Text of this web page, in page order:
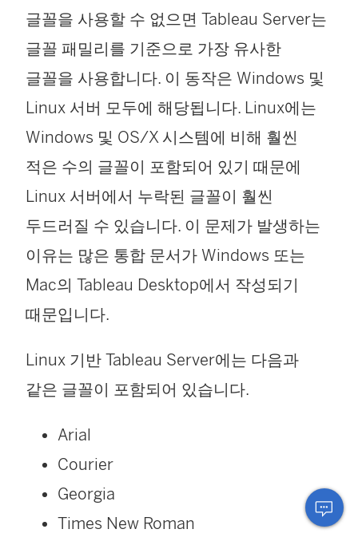
글꼴을 사용할 수 없으면 Tableau Server는
글꼴 패밀리를 기준으로 가장 유사한
글꼴을 사용합니다. 이 동작은 Windows 및
Linux 서버 모두에 해당됩니다. Linux에는
Windows 및 OS/X 시스템에 비해 훨씬
적은 수의 글꼴이 포함되어 있기 때문에
Linux 서버에서 누락된 글꼴이 훨씬
두드러질 수 있습니다. 이 문제가 발생하는
이유는 많은 통합 문서가 Windows 또는
Mac의 Tableau Desktop에서 작성되기
때문입니다.
Linux 기반 Tableau Server에는 다음과
같은 글꼴이 포함되어 있습니다.
Arial
Courier
Georgia
Times New Roman